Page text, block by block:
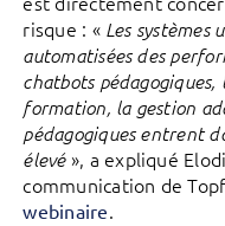
risque : « Les systèmes
automatisées des
chatbots
formation, la gestion
pédagogiques entrent
élevé », a expliqué
communication de
webinaire.